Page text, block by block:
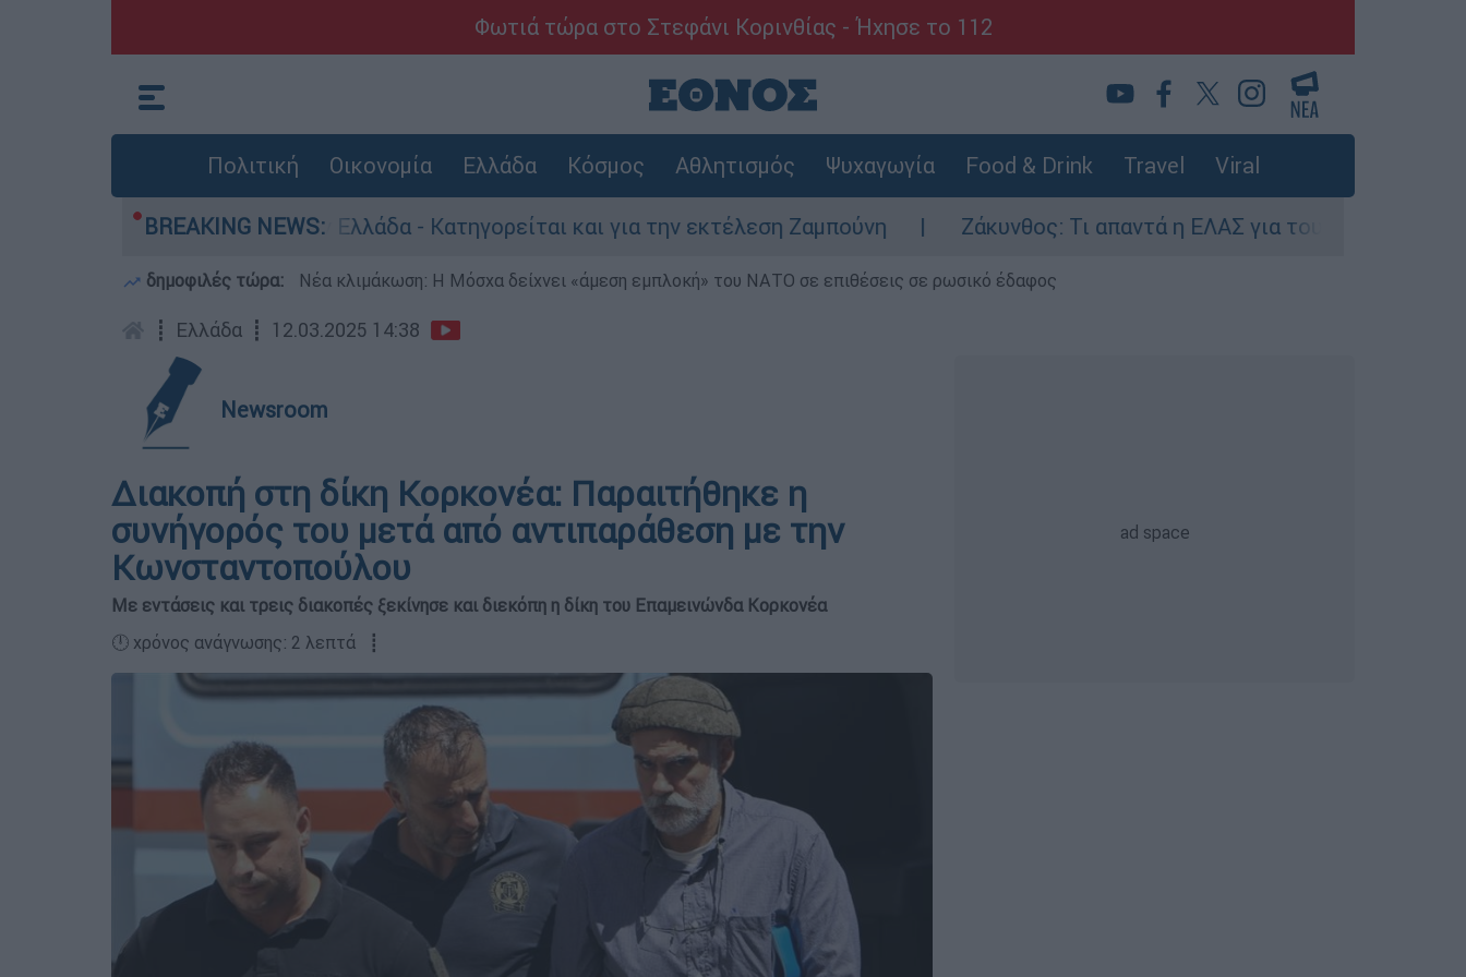
Φωτιά τώρα στο Στεφάνι Κορινθίας - Ήχησε το 112
Πολιτική Οικονομία Ελλάδα Κόσμος Αθλητισμός Ψυχαγωγία Food & Drink Travel Viral
BREAKING NEWS:
στην Ελλάδα - Κατηγορείται και για την εκτέλεση Ζαμπούνη Ζάκυνθος: Τι απαντά η ΕΛΑΣ για τους 8 βιασμούς
δημοφιλές τώρα: Νέα κλιμάκωση: Η Μόσχα δείχνει «άμεση εμπλοκή» του ΝΑΤΟ σε επιθέσεις σε ρωσικό έδαφος
┋ Ελλάδα ┋ 12.03.2025 14:38
Newsroom
Διακοπή στη δίκη Κορκονέα: Παραιτήθηκε η
συνήγορός του μετά από αντιπαράθεση με την
Κωνσταντοπούλου
Με εντάσεις και τρεις διακοπές ξεκίνησε και διεκόπη η δίκη του Επαμεινώνδα Κορκονέα
🕛 χρόνος ανάγνωσης: 2 λεπτά ┋